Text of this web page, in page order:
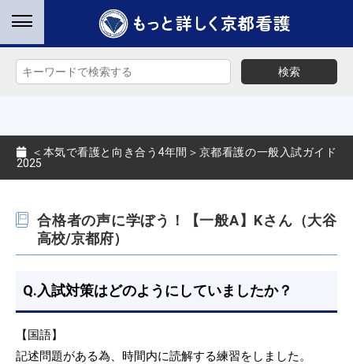
検索
＜本気で看護と向き合う4年間＞京都看護の一般入試ガイド
2025
合格者の声に学ぼう！【一般A】Kさん（大谷
高校/京都府）
Q.入試対策はどのようにしていましたか？
【国語】
記述問題がある為、時間内に読解する練習をしました。